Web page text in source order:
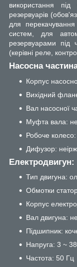
використання
резервуарів
для
систем, для
резервуарами під
(керівні реле,
Насосна
Корпус
Вихідний
Вал насосної
Муфта вала:
Робоче
Дифузор:
Електродвигун:
Тип двигуна:
Обмотки
Корпус
Вал двигуна:
Підшипник:
Напруга: 3 ~
Частота: 50 Гц